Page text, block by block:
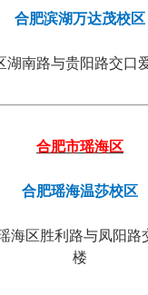
合肥滨湖万达茂校区
湖南路与贵阳路交口
合肥市瑶海区
合肥瑶海温莎校区
海区胜利路与凤阳路
楼